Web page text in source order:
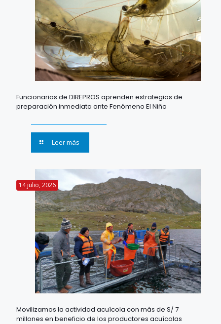
Funcionarios de DIREPROS aprenden estrategias de
preparación inmediata ante Fenómeno El Niño
Leer más
14 julio, 2026
Movilizamos la actividad acuícola con más de S/ 7
millones en beneficio de los productores acuícolas